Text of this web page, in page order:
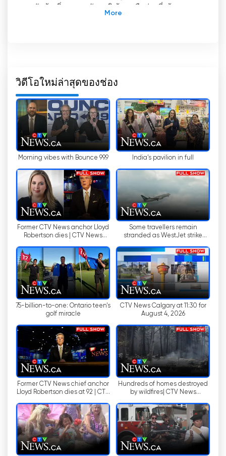
แคนาดา CTV News ครอบคลุมแพลตฟอร์มต่างๆ เพื่อ
นำเสนอข่าวสารแก่ผู้ชม หนึ่งในคุณสมบัติที่โดดเด่นคือ
การถ่ายทอดสด ซึ่งช่วยให้ผู้ชมสามารถรับชมโทรทัศน์
ออนไลน์และติดตามเหตุการณ์ปัจจุบันได้แบบเรียล
ไทม์
ความก้าวหน้าทางเทคโนโลยีได้ปฏิวัติวิธีการที่เรา
บริโภคข่าวสาร ยุคสมัยที่เราต้องพึ่งพาโทรทัศน์แบบ
ดั้งเดิมเพียงอย่างเดียวในการติดตามข่าวสารได้หมดไป
แล้ว ด้วยการเกิดขึ้นของสมาร์ทโฟน แท็บเล็ต และอุปก
รณ์อื่นๆ ที่เชื่อมต่ออินเทอร์เน็ตได้ การเข้าถึงข่าวสารจึง
สะดวกและยืดหยุ่นมากขึ้น CTV News ได้ตระหนักถึง
การเปลี่ยนแปลงพฤติกรรมของผู้บริโภคนี้ และได้หันมา
ใช้แพลตฟอร์มดิจิทัลเพื่อเข้าถึงผู้ชมในวงกว้างขึ้น
ด้วยฟีเจอร์การถ่ายทอดสด CTV News ช่วยให้ผู้ชม
สามารถเข้าถึงรายการข่าวที่ชื่นชอบและข่าวสารล่าสุด
ได้ทุกที่ทุกเวลา ไม่ว่าจะเป็นการติดตามข่าวล่าสุด
ระหว่างเดินทาง หรือติดตามเหตุการณ์ที่เกิดขึ้นขณะ
ท่องเที่ยว การถ่ายทอดสดช่วยให้ชาวแคนาดาได้รับ
ข้อมูลข่าวสารแม้จะอยู่ห่างจากโทรทัศน์ก็ตาม
การรับชมโทรทัศน์ออนไลน์ได้รับความนิยมเพิ่มมาก
ขึ้น เนื่องจากเปิดโอกาสให้ผู้ชมเลือกเวลาและสถานที่
ในการรับชมข่าวสารได้อย่างอิสระ CTV News เข้าใจ
ถึงความสำคัญของการตอบสนองความต้องการของผู้
ชม และได้ทำให้ฟีเจอร์การถ่ายทอดสดเข้าถึงได้ง่ายบน
เว็บไซต์และแอปพลิเคชันบนมือถือ ความสะดวกในการ
เข้าถึงนี้ทำให้ผู้ชมสามารถติดตามข่าวสารที่สำคัญได้
ไม่ว่าจะอยู่ที่ใดก็ตาม
นอกจากนี้ ฟีเจอร์การถ่ายทอดสดช่วยให้ CTV News
สามารถนำเสนอข่าวสารสำคัญ ข่าวเด่น และบท
วิดีโอใหม่ล่าสุดของช่อง
Morning vibes with Bounce 99.9 India's pavilion in full
Former CTV News anchor Lloyd
Robertson dies | CTV News
Aug. 4, 2026
Some travellers remain
stranded as WestJet strike
11:30pm August 4, 2026
75-billion-to-one: Ontario teen's
golf miracle
CTV News Calgary at 11:30 for
August 4, 2026
Former CTV News chief anchor
Lloyd Robertson dies at 92 | CTV
Hundreds of homes destroyed
by wildfires| CTV News
2026